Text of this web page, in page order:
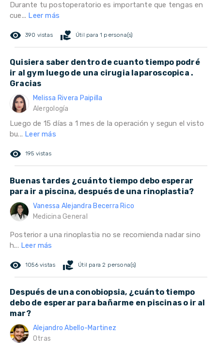
Durante tu postoperatorio es importante que tengas en
cue... Leer más
remove_red_eye 390 vistas volunteer_activism Útil para 1 persona(s)
Quisiera saber dentro de cuanto tiempo podré
ir al gym luego de una cirugia laparoscopica .
Gracias
Melissa Rivera Paipilla
Alergología
Luego de 15 días a 1 mes de la operación y segun el visto
bu... Leer más
remove_red_eye 195 vistas
Buenas tardes ¿cuánto tiempo debo esperar
para ir a piscina, después de una rinoplastia?
Vanessa Alejandra Becerra Rico
Medicina General
Posterior a una rinoplastia no se recomienda nadar sino
h... Leer más
remove_red_eye 1056 vistas volunteer_activism Útil para 2 persona(s)
Después de una conobiopsia, ¿cuánto tiempo
debo de esperar para bañarme en piscinas o ir al
mar?
Alejandro Abello-Martinez
Otras